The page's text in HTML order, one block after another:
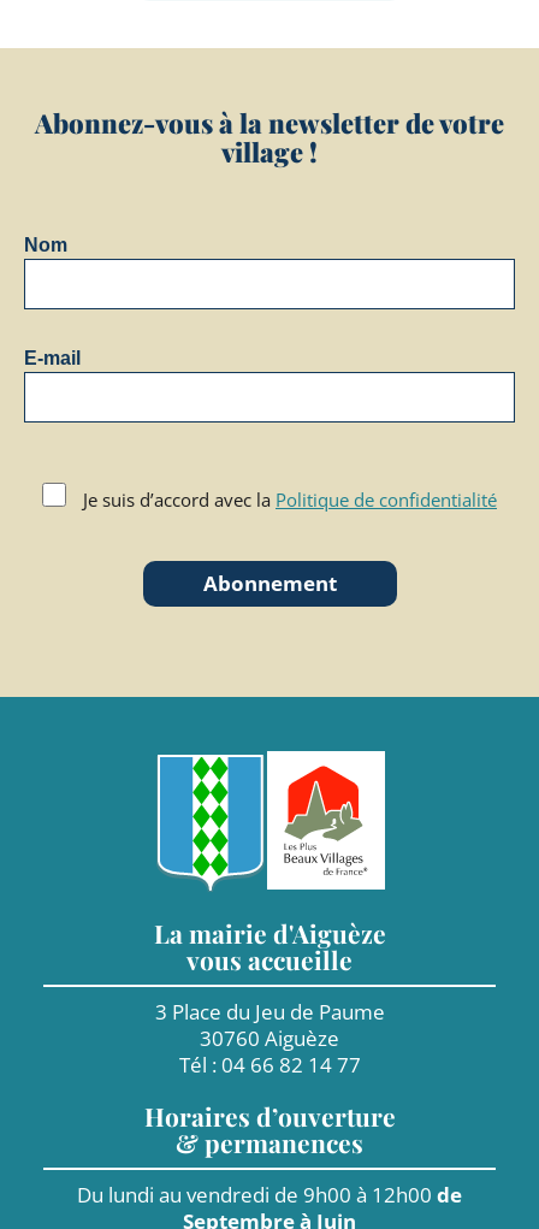
Abonnez-vous à la newsletter de votre
village !
Nom
E-mail
Je suis d’accord avec la Politique de confidentialité
Abonnement
La mairie d'Aiguèze
vous accueille
3 Place du Jeu de Paume
30760 Aiguèze
Tél : 04 66 82 14 77
Horaires d’ouverture
& permanences
Du lundi au vendredi de 9h00 à 12h00 de
Septembre à Juin